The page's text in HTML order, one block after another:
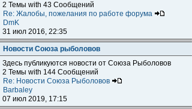
2 Темы with 43 Сообщений
Re: Жалобы, пожелания по работе форума
DmK
31 июл 2016, 22:35
Новости Союза рыболовов
Здесь публикуются новости от Союза Рыболовов
2 Темы with 144 Сообщений
Re: Новости Союза Рыболовов
Barbaley
07 июл 2019, 17:15